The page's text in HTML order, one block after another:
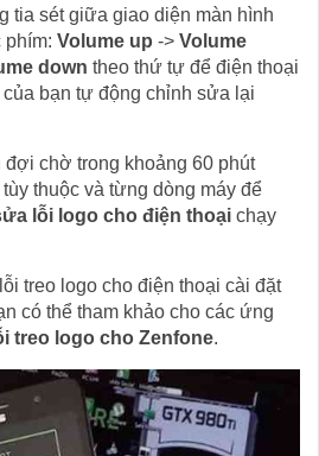
tia sét giữa giao diện màn hình
phím: Volume up -> Volume
down theo thứ tự để điện thoại
của bạn tự động chỉnh sửa lại
chờ trong khoảng 60 phút
thuộc và từng dòng máy để
lỗi logo cho điện thoại chạy
treo logo cho điện thoại cài đặt
có thể tham khảo cho các ứng
treo logo cho Zenfone.